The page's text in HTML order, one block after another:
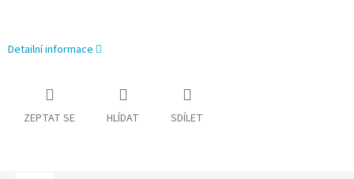
Detailní informace
ZEPTAT SE HLÍDAT SDÍLET